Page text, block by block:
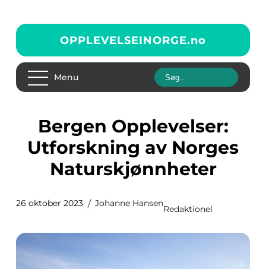
OPPLEVELSEINORGE.no
Menu
Bergen Opplevelser:
Utforskning av Norges
Naturskjønnheter
26 oktober 2023 Johanne Hansen
Redaktionel